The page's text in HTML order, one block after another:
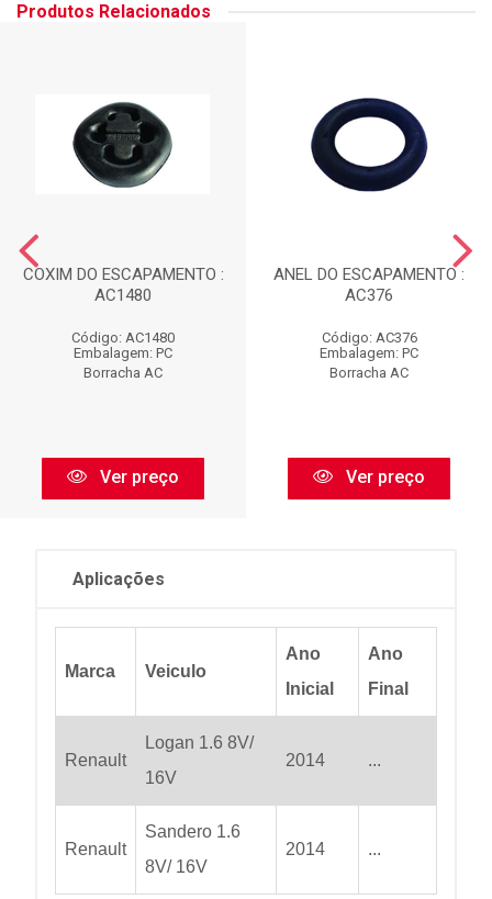
Produtos Relacionados
COXIM DO ESCAPAMENTO :
AC1480
Código: AC1480
Embalagem: PC
Borracha AC
Ver preço
ANEL DO ESCAPAMENTO :
AC376
Código: AC376
Embalagem: PC
Borracha AC
Ver preço
Aplicações
Marca Veiculo
Ano
Inicial
Ano
Final
Renault
Logan 1.6 8V/
16V
2014 ...
Renault
Sandero 1.6
8V/ 16V
2014 ...